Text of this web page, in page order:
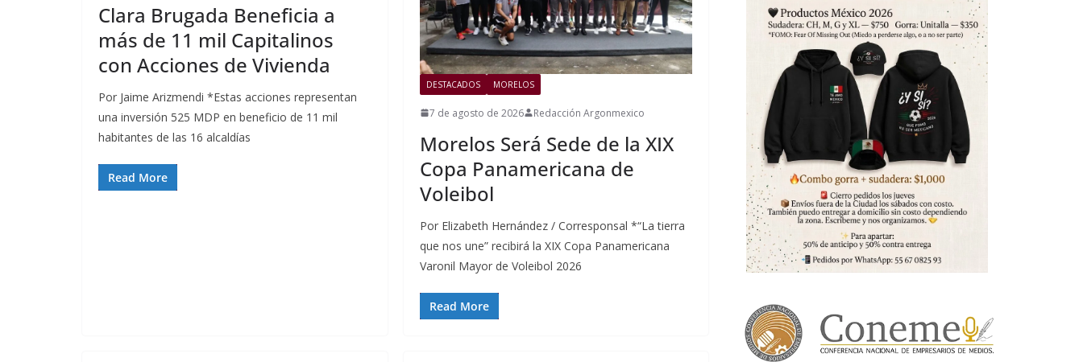
Clara Brugada Beneficia a
más de 11 mil Capitalinos
con Acciones de Vivienda
Por Jaime Arizmendi *Estas acciones representan
una inversión 525 MDP en beneficio de 11 mil
habitantes de las 16 alcaldías
Read More
DESTACADOS MORELOS
7 de agosto de 2026 Redacción Argonmexico
Morelos Será Sede de la XIX
Copa Panamericana de
Voleibol
Por Elizabeth Hernández / Corresponsal *“La tierra
que nos une” recibirá la XIX Copa Panamericana
Varonil Mayor de Voleibol 2026
Read More